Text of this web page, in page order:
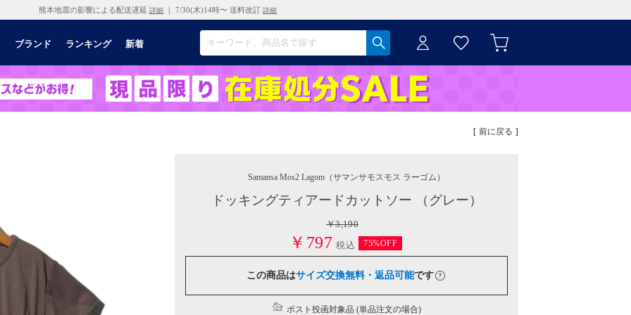
熊本地震の影響による配送遅延 詳細 ｜ 7/30(木)14時〜 送料改訂 詳細
ブランド ランキング 新着
[ 前に戻る ]
Samansa Mos2 Lagom （サマンサモスモス ラーゴム）
ドッキングティアードカットソー （グレー）
￥3,190
￥797 税込 75%OFF
この商品はサイズ交換無料・返品可能です
ポスト投函対象品 (単品注文の場合)